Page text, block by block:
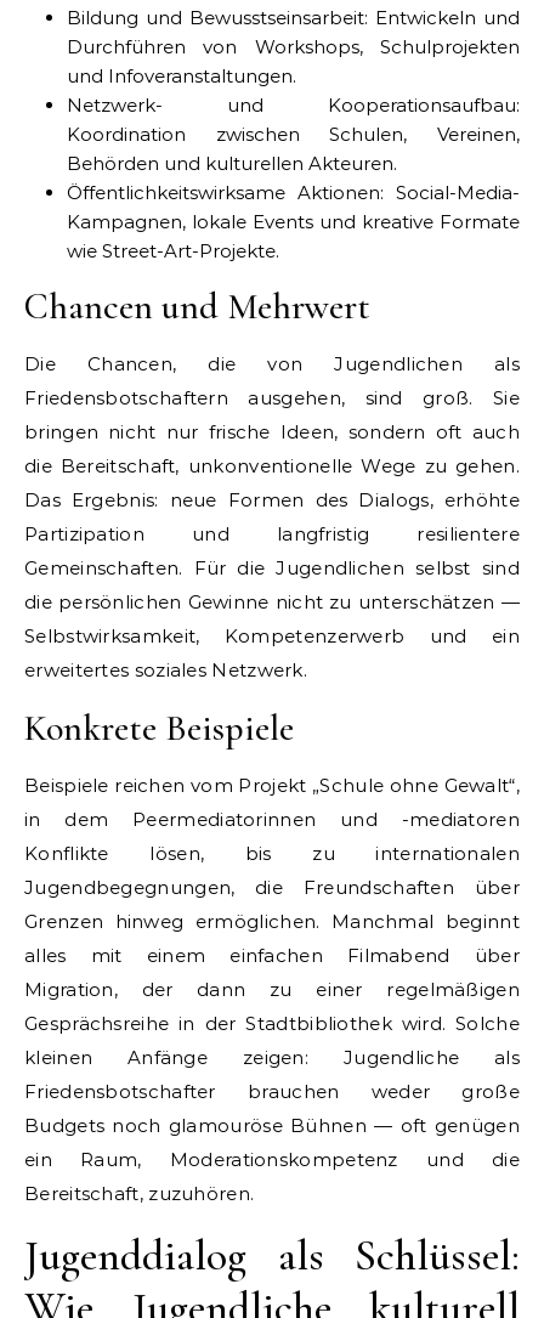
Bildung und Bewusstseinsarbeit: Entwickeln und
Durchführen von Workshops, Schulprojekten
und Infoveranstaltungen.
Netzwerk- und Kooperationsaufbau:
Koordination zwischen Schulen, Vereinen,
Behörden und kulturellen Akteuren.
Öffentlichkeitswirksame Aktionen: Social-Media-
Kampagnen, lokale Events und kreative Formate
wie Street-Art-Projekte.
Chancen und Mehrwert
Die Chancen, die von Jugendlichen als
Friedensbotschaftern ausgehen, sind groß. Sie
bringen nicht nur frische Ideen, sondern oft auch
die Bereitschaft, unkonventionelle Wege zu gehen.
Das Ergebnis: neue Formen des Dialogs, erhöhte
Partizipation und langfristig resilientere
Gemeinschaften. Für die Jugendlichen selbst sind
die persönlichen Gewinne nicht zu unterschätzen —
Selbstwirksamkeit, Kompetenzerwerb und ein
erweitertes soziales Netzwerk.
Konkrete Beispiele
Beispiele reichen vom Projekt „Schule ohne Gewalt“,
in dem Peermediatorinnen und -mediatoren
Konflikte lösen, bis zu internationalen
Jugendbegegnungen, die Freundschaften über
Grenzen hinweg ermöglichen. Manchmal beginnt
alles mit einem einfachen Filmabend über
Migration, der dann zu einer regelmäßigen
Gesprächsreihe in der Stadtbibliothek wird. Solche
kleinen Anfänge zeigen: Jugendliche als
Friedensbotschafter brauchen weder große
Budgets noch glamouröse Bühnen — oft genügen
ein Raum, Moderationskompetenz und die
Bereitschaft, zuzuhören.
Jugenddialog als Schlüssel: